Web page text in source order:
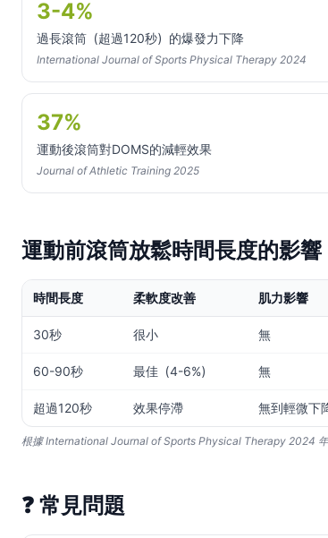
3-4%
過長滾筒（超過120秒）的爆發力下降
International Journal of Sports Physical Therapy 2024
37%
運動後滾筒對DOMS的減輕效果
Journal of Athletic Training 2025
運動前滾筒放鬆時間長度的影響
時間長度 柔軟度改善 肌力影響
30秒 很小 無
60-90秒 最佳（4-6%） 無
超過120秒 效果停滯 無到輕微下
根據 International Journal of Sports Physical Therapy 2024
❓ 常見問題